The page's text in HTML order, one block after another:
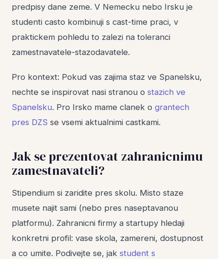
predpisy dane zeme. V Nemecku nebo Irsku je
studenti casto kombinuji s cast-time praci, v
praktickem pohledu to zalezi na toleranci
zamestnavatele-stazodavatele.
Pro kontext: Pokud vas zajima staz ve Spanelsku,
nechte se inspirovat nasi stranou o stazich ve
Spanelsku. Pro Irsko mame clanek o grantech
pres DZS se vsemi aktualnimi castkami.
Jak se prezentovat zahranicnimu
zamestnavateli?
Stipendium si zaridite pres skolu. Misto staze
musete najit sami (nebo pres naseptavanou
platformu). Zahranicni firmy a startupy hledaji
konkretni profil: vase skola, zamereni, dostupnost
a co umite. Podivejte se, jak student s